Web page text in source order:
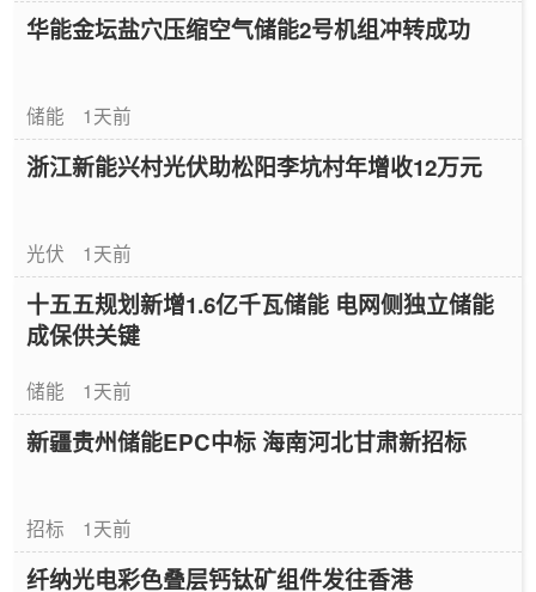
华能金坛盐穴压缩空气储能2号机组冲转成功
储能 1天前
浙江新能兴村光伏助松阳李坑村年增收12万元
光伏 1天前
十五五规划新增1.6亿千瓦储能 电网侧独立储能
成保供关键
储能 1天前
新疆贵州储能EPC中标 海南河北甘肃新招标
招标 1天前
纤纳光电彩色叠层钙钛矿组件发往香港